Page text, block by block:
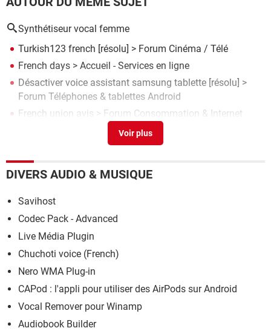
Synthétiseur vocal femme
Turkish123 french [résolu] > Forum Cinéma / Télé
French days > Accueil - Services en ligne
Désactiver voice assistant samsung tablette [résolu] >
Forum Téléphones & tablettes Android
French union avis > Forum Consommation & Internet
Comment faire une traduction en francai pr un film turc
DIVERS AUDIO & MUSIQUE
Savihost
Codec Pack - Advanced
Live Média Plugin
Chuchoti voice (French)
Nero WMA Plug-in
CAPod : l'appli pour utiliser des AirPods sur Android
Vocal Remover pour Winamp
Audiobook Builder